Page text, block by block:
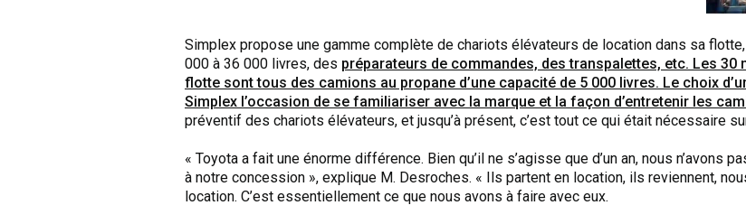
Simplex propose une gamme complète de chariots élévateurs de location dans sa
000 à 36 000 livres, des préparateurs de commandes, des transpalettes, etc. Les
flotte sont tous des camions au propane d’une capacité de 5 000 livres. Le choix
Simplex l’occasion de se familiariser avec la marque et la façon d’entretenir les
préventif des chariots élévateurs, et jusqu’à présent, c’est tout ce qui était nécessaire
« Toyota a fait une énorme différence. Bien qu’il ne s’agisse que d’un an, nous n’avons
à notre concession », explique M. Desroches. « Ils partent en location, ils reviennent,
location. C’est essentiellement ce que nous avons à faire avec eux.